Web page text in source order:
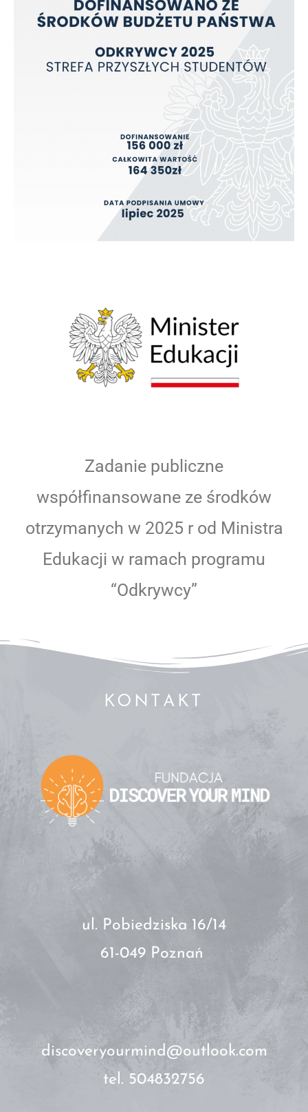
Zadanie publiczne
współfinansowane ze środków
otrzymanych w 2025 r od Ministra
Edukacji w ramach programu
“Odkrywcy”
KONTAKT
ul. Pobiedziska 16/14
61-049 Poznań
discoveryourmind@outlook.com
tel. 504832756